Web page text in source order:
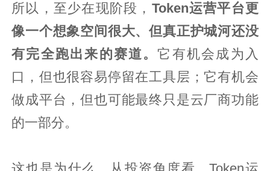
所以，至少在现阶段， Token运营平台更
像一个想象空间很大、但真正护城河还没
有完全跑出来的赛道。 它有机会成为入
口，但也很容易停留在工具层；它有机会
做成平台，但也可能最终只是云厂商功能
的一部分。